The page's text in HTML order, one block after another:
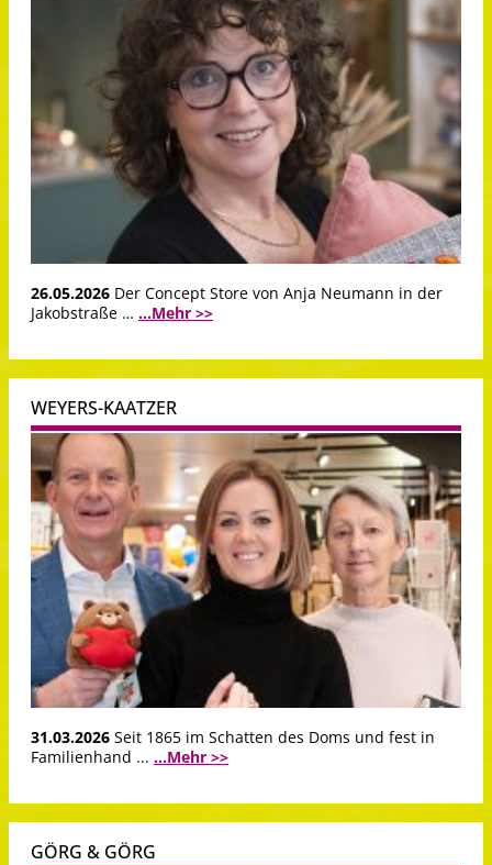
26.05.2026 Der Concept Store von Anja Neumann in der
Jakobstraße … ...Mehr >>
WEYERS-KAATZER
31.03.2026 Seit 1865 im Schatten des Doms und fest in
Familienhand ... ...Mehr >>
GÖRG & GÖRG